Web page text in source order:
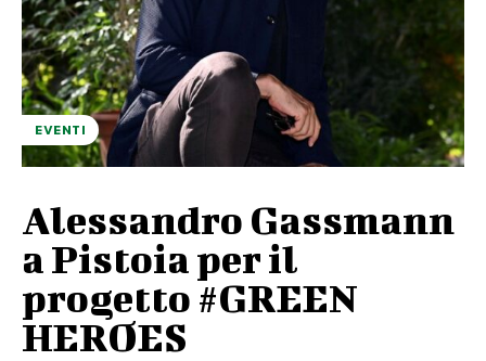
EVENTI
Alessandro Gassmann
a Pistoia per il
progetto #GREEN
HEROES